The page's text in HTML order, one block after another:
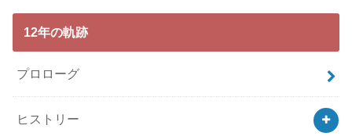
12年の軌跡
プロローグ
ヒストリー